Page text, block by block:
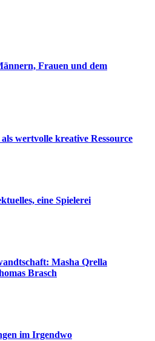
Frauen und dem
wertvolle kreative Ressource
eine Spielerei
Masha Qrella
Brasch
im Irgendwo